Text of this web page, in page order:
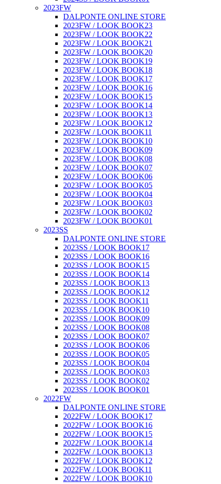
2023FW
DALPONTE ONLINE STORE
2023FW / LOOK BOOK23
2023FW / LOOK BOOK22
2023FW / LOOK BOOK21
2023FW / LOOK BOOK20
2023FW / LOOK BOOK19
2023FW / LOOK BOOK18
2023FW / LOOK BOOK17
2023FW / LOOK BOOK16
2023FW / LOOK BOOK15
2023FW / LOOK BOOK14
2023FW / LOOK BOOK13
2023FW / LOOK BOOK12
2023FW / LOOK BOOK11
2023FW / LOOK BOOK10
2023FW / LOOK BOOK09
2023FW / LOOK BOOK08
2023FW / LOOK BOOK07
2023FW / LOOK BOOK06
2023FW / LOOK BOOK05
2023FW / LOOK BOOK04
2023FW / LOOK BOOK03
2023FW / LOOK BOOK02
2023FW / LOOK BOOK01
2023SS
DALPONTE ONLINE STORE
2023SS / LOOK BOOK17
2023SS / LOOK BOOK16
2023SS / LOOK BOOK15
2023SS / LOOK BOOK14
2023SS / LOOK BOOK13
2023SS / LOOK BOOK12
2023SS / LOOK BOOK11
2023SS / LOOK BOOK10
2023SS / LOOK BOOK09
2023SS / LOOK BOOK08
2023SS / LOOK BOOK07
2023SS / LOOK BOOK06
2023SS / LOOK BOOK05
2023SS / LOOK BOOK04
2023SS / LOOK BOOK03
2023SS / LOOK BOOK02
2023SS / LOOK BOOK01
2022FW
DALPONTE ONLINE STORE
2022FW / LOOK BOOK17
2022FW / LOOK BOOK16
2022FW / LOOK BOOK15
2022FW / LOOK BOOK14
2022FW / LOOK BOOK13
2022FW / LOOK BOOK12
2022FW / LOOK BOOK11
2022FW / LOOK BOOK10